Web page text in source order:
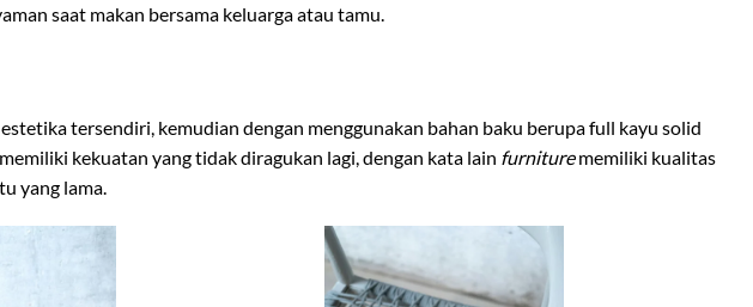
saat makan bersama keluarga atau tamu.
tersendiri, kemudian dengan menggunakan bahan baku berupa full kayu solid
kekuatan yang tidak diragukan lagi, dengan kata lain furniturememiliki kualitas
yang lama.